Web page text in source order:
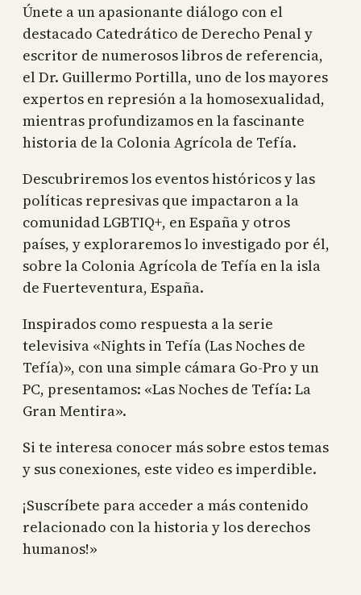
Únete a un apasionante diálogo con el
destacado Catedrático de Derecho Penal y
escritor de numerosos libros de referencia,
el Dr. Guillermo Portilla, uno de los mayores
expertos en represión a la homosexualidad,
mientras profundizamos en la fascinante
historia de la Colonia Agrícola de Tefía.
Descubriremos los eventos históricos y las
políticas represivas que impactaron a la
comunidad LGBTIQ+, en España y otros
países, y exploraremos lo investigado por él,
sobre la Colonia Agrícola de Tefía en la isla
de Fuerteventura, España.
Inspirados como respuesta a la serie
televisiva «Nights in Tefía (Las Noches de
Tefía)», con una simple cámara Go-Pro y un
PC, presentamos: «Las Noches de Tefía: La
Gran Mentira».
Si te interesa conocer más sobre estos temas
y sus conexiones, este video es imperdible.
¡Suscríbete para acceder a más contenido
relacionado con la historia y los derechos
humanos!»